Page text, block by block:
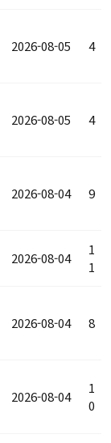
2026-08-05 4
2026-08-05 4
2026-08-04 9
2026-08-04
1
1
2026-08-04 8
2026-08-04
1
0